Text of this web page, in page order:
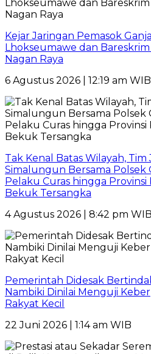
Kejar Jaringan Pemasok
Lhokseumawe dan
Nagan Raya
6 Agustus 2026 | 12:19 am WIB
Tak Kenal Batas Wilayah, Tim
Simalungun Bersama
Pelaku Curas hingga Provinsi
Bekuk Tersangka
4 Agustus 2026 | 8:42 pm WIB
Pemerintah Didesak
Nambiki Dinilai Menguji
Rakyat Kecil
22 Juni 2026 | 1:14 am WIB